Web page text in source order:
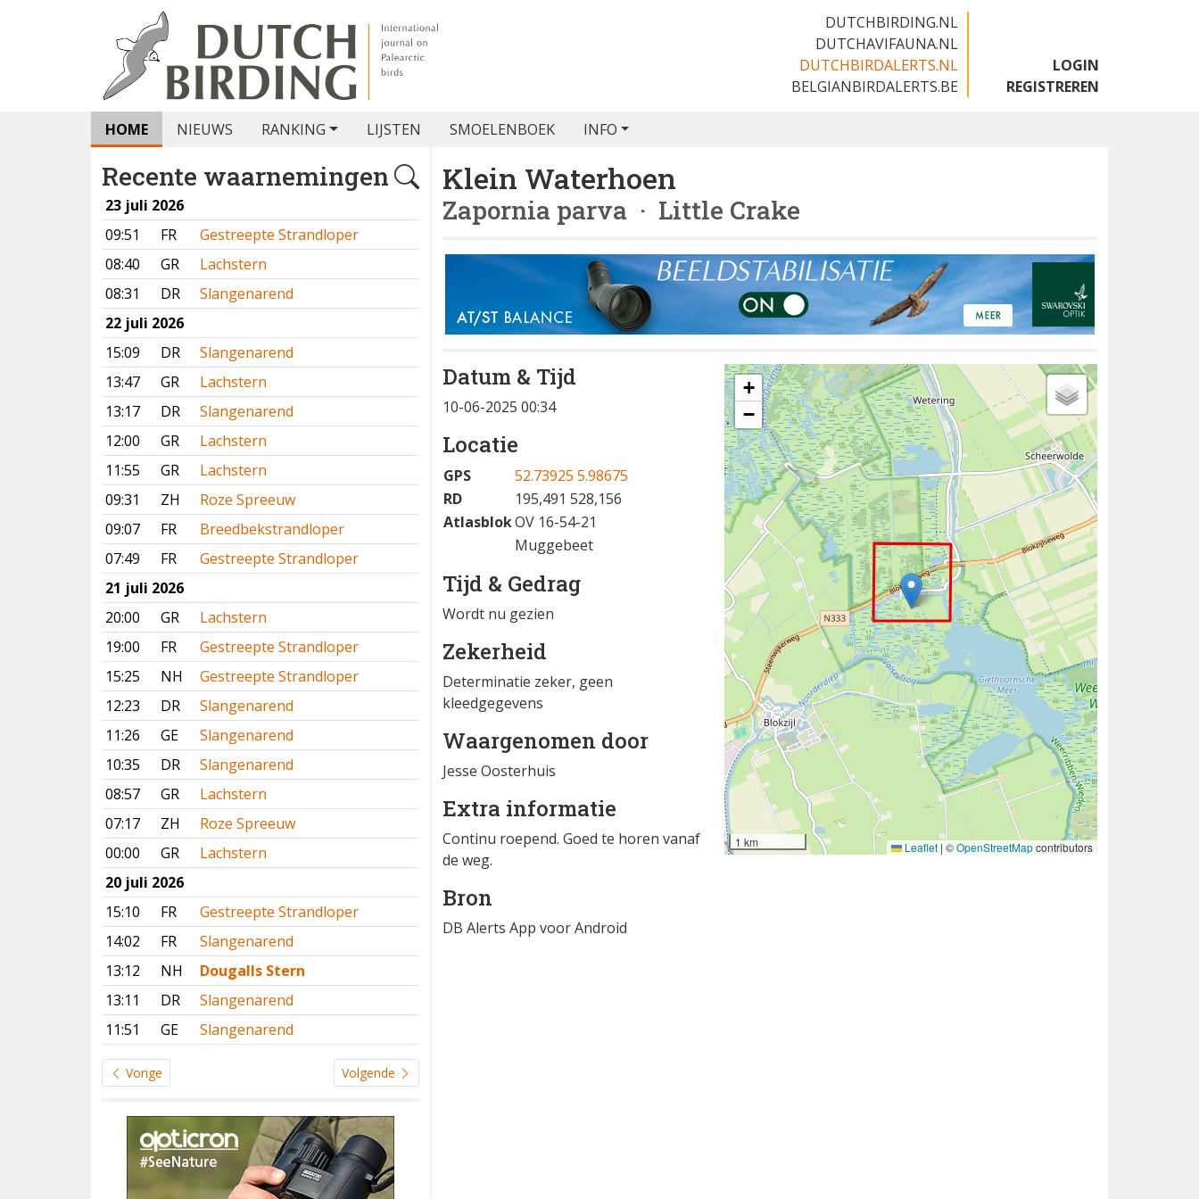
DUTCHBIRDING.NL
DUTCHAVIFAUNA.NL
DUTCHBIRDALERTS.NL
BELGIANBIRDALERTS.BE
LOGIN
REGISTREREN
HOME NIEUWS RANKING LIJSTEN SMOELENBOEK INFO
Recente waarnemingen
23 juli 2026
09:51
FR
Gestreepte Strandloper
08:40
GR
Lachstern
08:31
DR
Slangenarend
22 juli 2026
15:09
DR
Slangenarend
13:47
GR
Lachstern
13:17
DR
Slangenarend
12:00
GR
Lachstern
11:55
GR
Lachstern
09:31
ZH
Roze Spreeuw
09:07
FR
Breedbekstrandloper
07:49
FR
Gestreepte Strandloper
21 juli 2026
20:00
GR
Lachstern
19:00
FR
Gestreepte Strandloper
15:25
NH
Gestreepte Strandloper
12:23
DR
Slangenarend
11:26
GE
Slangenarend
10:35
DR
Slangenarend
08:57
GR
Lachstern
07:17
ZH
Roze Spreeuw
00:00
GR
Lachstern
20 juli 2026
15:10
FR
Gestreepte Strandloper
14:02
FR
Slangenarend
13:12
NH
Dougalls Stern
13:11
DR
Slangenarend
11:51
GE Slangenarend
Vorige Volgende
Klein Waterhoen
Zapornia parva · Little Crake
Datum & Tijd
10-06-2025 00:34
Locatie
GPS
52.73925 5.98675
RD
195,491 528,156
AtlasblokOV 16-54-21
Muggebeet
Tijd & Gedrag
Wordt nu gezien
Zekerheid
Determinatie zeker, geen
kleedgegevens
Waargenomen door
Jesse Oosterhuis
Extra informatie
Continu roepend. Goed te horen vanaf
de weg.
Bron
DB Alerts App voor Android
+
−
1 km Leaflet | ©OpenStreetMapcontributors